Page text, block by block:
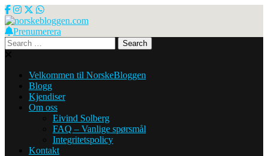
Skip
to
content
norskebloggen.com
Prenumerera
Search
for:
Velkommen til NorskeBloggen
Blogg
Kjendiser
Om oss
Eivind Solberg
FAQ – Vanlige spørsmål
Integritetspolicy
Kontakt